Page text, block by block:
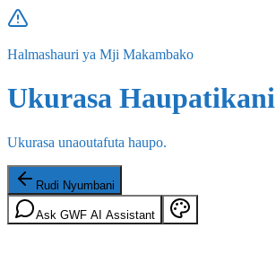
Halmashauri ya Mji Makambako
Ukurasa Haupatikani
Ukurasa unaoutafuta haupo.
Rudi Nyumbani
Ask GWF AI Assistant